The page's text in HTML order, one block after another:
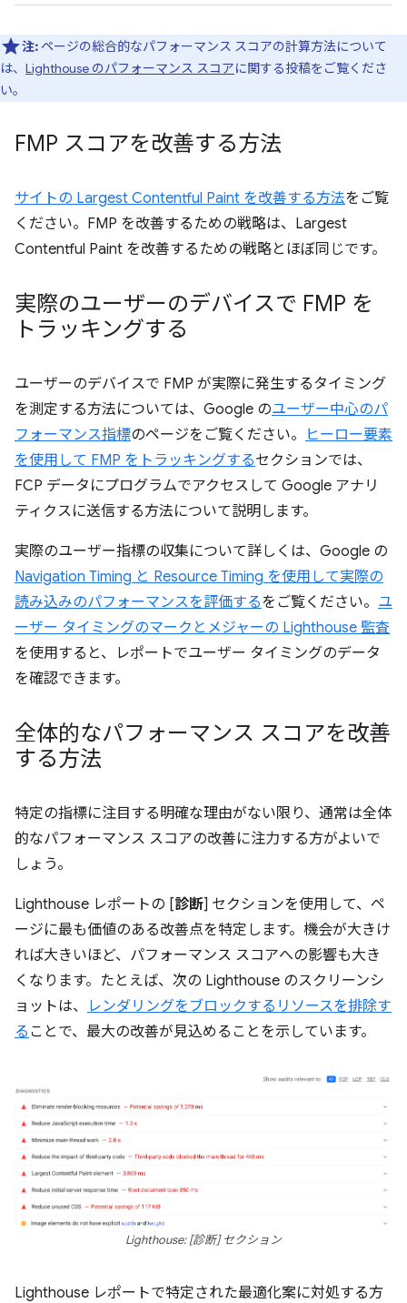
注: ページの総合的なパフォーマンス スコアの計算方法について
は、 Lighthouse のパフォーマンス スコアに関する投稿をご覧くださ
い。
FMP スコアを改善する方法
サイトの Largest Contentful Paint を改善する方法をご覧
ください。FMP を改善するための戦略は、Largest
Contentful Paint を改善するための戦略とほぼ同じです。
実際のユーザーのデバイスで FMP を
トラッキングする
ユーザーのデバイスで FMP が実際に発生するタイミング
を測定する方法については、Google のユーザー中心のパ
フォーマンス指標のページをご覧ください。
ヒーロー要素
を使用して FMP をトラッキングするセクションでは、
FCP データにプログラムでアクセスして Google アナリ
ティクスに送信する方法について説明します。
実際のユーザー指標の収集について詳しくは、Google の
Navigation Timing と Resource Timing を使用して実際の
読み込みのパフォーマンスを評価するをご覧ください。 ユ
ーザー タイミングのマークとメジャーの Lighthouse 監査
を使用すると、レポートでユーザー タイミングのデータ
を確認できます。
全体的なパフォーマンス スコアを改善
する方法
特定の指標に注目する明確な理由がない限り、通常は全体
的なパフォーマンス スコアの改善に注力する方がよいで
しょう。
Lighthouse レポートの [診断] セクションを使用して、ペ
ージに最も価値のある改善点を特定します。機会が大きけ
れば大きいほど、パフォーマンス スコアへの影響も大き
くなります。たとえば、次の Lighthouse のスクリーンシ
ョットは、
レンダリングをブロックするリソースを排除す
る ことで、最大の改善が見込めることを示しています。
Lighthouse: [診断] セクション
Lighthouse レポートで特定された最適化案に対処する方